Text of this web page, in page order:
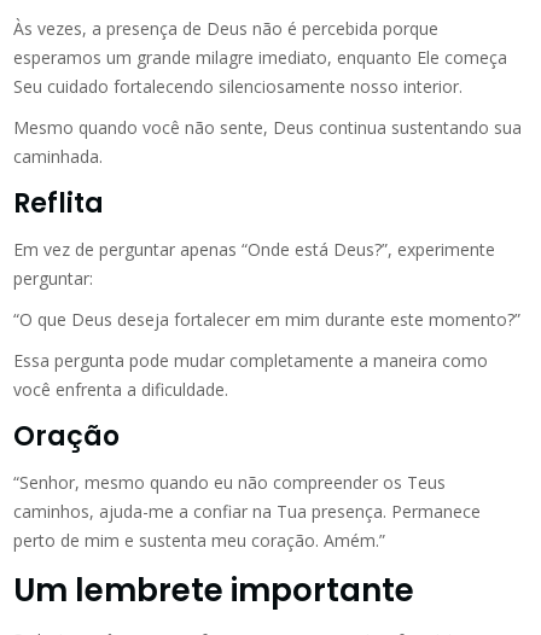
Às vezes, a presença de Deus não é percebida porque
esperamos um grande milagre imediato, enquanto Ele começa
Seu cuidado fortalecendo silenciosamente nosso interior.
Mesmo quando você não sente, Deus continua sustentando sua
caminhada.
Reflita
Em vez de perguntar apenas “Onde está Deus?”, experimente
perguntar:
“O que Deus deseja fortalecer em mim durante este momento?”
Essa pergunta pode mudar completamente a maneira como
você enfrenta a dificuldade.
Oração
“Senhor, mesmo quando eu não compreender os Teus
caminhos, ajuda-me a confiar na Tua presença. Permanece
perto de mim e sustenta meu coração. Amém.”
Um lembrete importante